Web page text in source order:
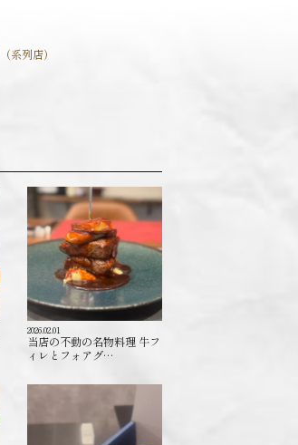
（系列店）
2026.02.01
当店の不動の名物料理 牛フ
ィレとフォアグ…